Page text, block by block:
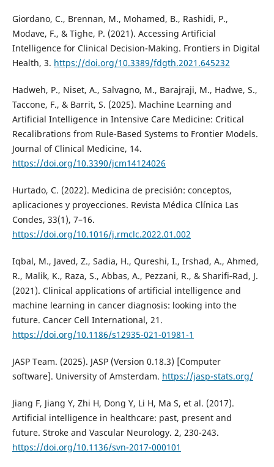
Giordano, C., Brennan, M., Mohamed, B., Rashidi, P.,
Modave, F., & Tighe, P. (2021). Accessing Artificial
Intelligence for Clinical Decision-Making. Frontiers in Digital
Health, 3. https://doi.org/10.3389/fdgth.2021.645232
Hadweh, P., Niset, A., Salvagno, M., Barajraji, M., Hadwe, S.,
Taccone, F., & Barrit, S. (2025). Machine Learning and
Artificial Intelligence in Intensive Care Medicine: Critical
Recalibrations from Rule-Based Systems to Frontier Models.
Journal of Clinical Medicine, 14.
https://doi.org/10.3390/jcm14124026
Hurtado, C. (2022). Medicina de precisión: conceptos,
aplicaciones y proyecciones. Revista Médica Clínica Las
Condes, 33(1), 7–16.
https://doi.org/10.1016/j.rmclc.2022.01.002
Iqbal, M., Javed, Z., Sadia, H., Qureshi, I., Irshad, A., Ahmed,
R., Malik, K., Raza, S., Abbas, A., Pezzani, R., & Sharifi‐Rad, J.
(2021). Clinical applications of artificial intelligence and
machine learning in cancer diagnosis: looking into the
future. Cancer Cell International, 21.
https://doi.org/10.1186/s12935-021-01981-1
JASP Team. (2025). JASP (Version 0.18.3) [Computer
software]. University of Amsterdam. https://jasp-stats.org/
Jiang F, Jiang Y, Zhi H, Dong Y, Li H, Ma S, et al. (2017).
Artificial intelligence in healthcare: past, present and
future. Stroke and Vascular Neurology. 2, 230-243.
https://doi.org/10.1136/svn-2017-000101